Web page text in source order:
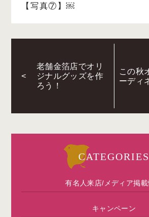
【写真⑦】￼
<
老舗金箔店でオリ
ジナルグッズを作
ろう！
この秋
ーディ
CATEGORIES
有名人来店/メディア掲載
キャンペーン